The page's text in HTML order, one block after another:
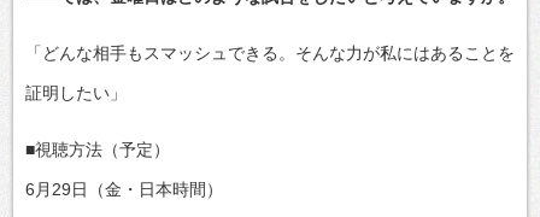
「どんな相手もスマッシュできる。そんな力が私にはあることを
証明したい」
■視聴方法（予定）
6月29日（金・日本時間）